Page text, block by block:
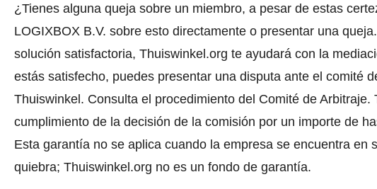
¿Tienes alguna queja sobre un miembro, a pesar de estas
LOGIXBOX B.V. sobre esto directamente o presentar una queja
solución satisfactoria, Thuiswinkel.org te ayudará con la
estás satisfecho, puedes presentar una disputa ante el comité
Thuiswinkel. Consulta el procedimiento del Comité de Arbitraje.
cumplimiento de la decisión de la comisión por un importe de
Esta garantía no se aplica cuando la empresa se encuentra en
quiebra; Thuiswinkel.org no es un fondo de garantía.